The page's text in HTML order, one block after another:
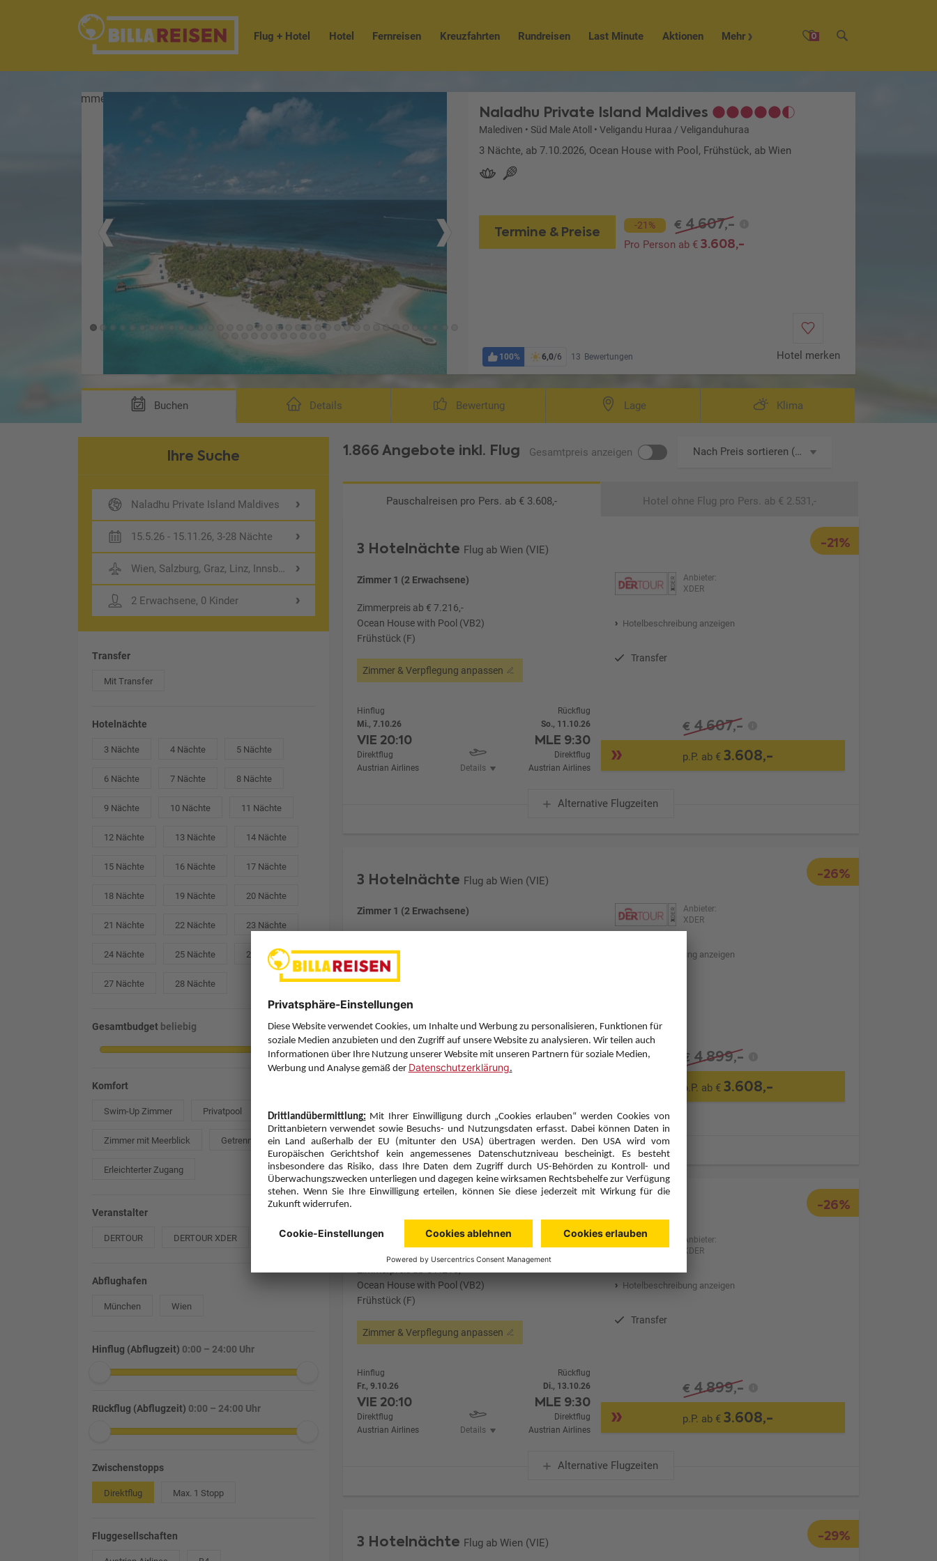
0
Flug + Hotel Hotel Fernreisen Kreuzfahrten Rundreisen Last Minute Aktionen Mehr
Beach House mit Pool (Zimmercodierung VB1)
Naladhu Private Island Maldives
Malediven • Süd Male Atoll • Veligandu Huraa / Veliganduhuraa
3 Nächte, ab 7.10.2026, Ocean House with Pool, Frühstück, ab Wien
Termine & Preise -21% € 4.607,-
Pro Person ab €3.608,-
100% 6,0/6 13 Bewertungen Hotel merken
Buchen Details Bewertung Lage Klima
Ihre Suche
Naladhu Private Island Maldives
15.5.26 - 15.11.26, 3-28 Nächte
Wien, Salzburg, Graz, Linz, Innsbruck, München
2 Erwachsene, 0 Kinder
Transfer
Mit Transfer
Hotelnächte
3 Nächte 4 Nächte 5 Nächte
6 Nächte 7 Nächte 8 Nächte
9 Nächte 10 Nächte 11 Nächte
12 Nächte 13 Nächte 14 Nächte
15 Nächte 16 Nächte 17 Nächte
18 Nächte 19 Nächte 20 Nächte
21 Nächte 22 Nächte 23 Nächte
24 Nächte 25 Nächte 26 Nächte
27 Nächte 28 Nächte
Gesamtbudget beliebig
Komfort
Swim-Up Zimmer Privatpool
Zimmer mit Meerblick Getrennte Betten
Erleichterter Zugang
Veranstalter
DERTOUR DERTOUR XDER
Abflughafen
München Wien
Hinflug (Abflugzeit) 0:00 – 24:00 Uhr
Rückflug (Abflugzeit) 0:00 – 24:00 Uhr
Zwischenstopps
Direktflug Max. 1 Stopp
Fluggesellschaften
1.866 Angebote inkl. Flug Gesamtpreis anzeigen Nach Preis sortieren (aufsteigend)
Pauschalreisen pro Pers. ab € 3.608,- Hotel ohne Flug pro Pers. ab € 2.531,-
-21%
3 Hotelnächte Flug ab Wien (VIE)
Zimmer 1 (2 Erwachsene)
Zimmerpreis ab € 7.216,-
Ocean House with Pool (VB2)
Frühstück (F)
Zimmer & Verpflegung anpassen
Anbieter:
XDER
Hotelbeschreibung anzeigen
Transfer
Hinflug
Mi., 7.10.26
VIE 20:10
Direktflug
Austrian Airlines
Details
Rückflug
So., 11.10.26
MLE 9:30
Direktflug
Austrian Airlines
€ 4.607,-
p.P. ab €3.608,-
Alternative Flugzeiten
-26%
3 Hotelnächte Flug ab Wien (VIE)
Zimmer 1 (2 Erwachsene)
Ocean House with Pool (VB2)
Frühstück (F)
Zimmer & Verpflegung anpassen
Anbieter:
XDER
Hotelbeschreibung anzeigen
Hinflug
Do., 8.10.26
VIE20:10
Rückflug
Mo., 12.10.26
€ 4.899,-
p.P. ab €3.608,-
Alternative Flugzeiten
-26%
Zimmer 1 (2 Erwachsene)
Ocean House with Pool (VB2)
Frühstück (F)
Zimmer & Verpflegung anpassen
Anbieter:
XDER
Hotelbeschreibung anzeigen
Transfer
Hinflug
Fr., 9.10.26
VIE 20:10
Direktflug
Austrian Airlines
Details
Rückflug
Di., 13.10.26
MLE 9:30
Direktflug
Austrian Airlines
€ 4.899,-
p.P. ab €3.608,-
Alternative Flugzeiten
-29%
3 Hotelnächte Flug ab Wien (VIE)